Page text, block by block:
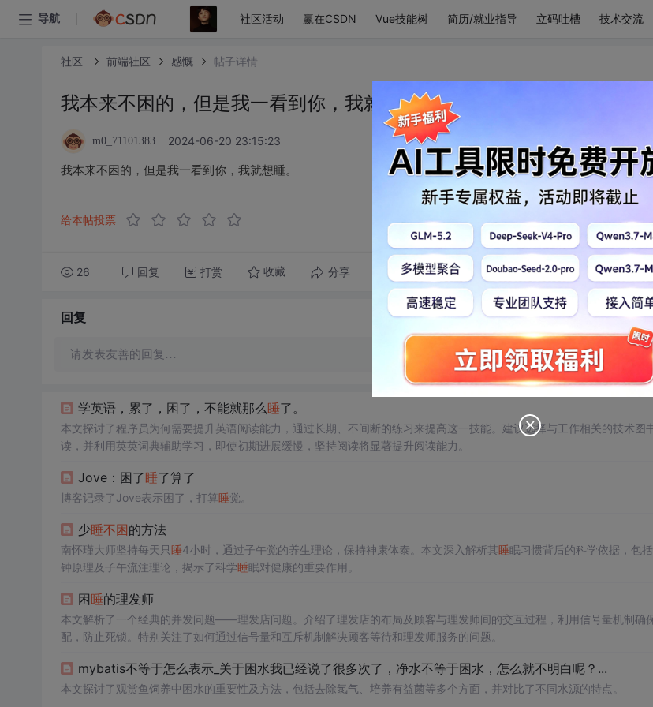
导航 社区活动 赢在CSDN Vue技能树 简历/就业指导 立码吐槽 技术交流
社区 前端社区 感慨 帖子详情
我本来不困的，但是我一看到你，我就想睡。
m0_71101383 2024-06-20 23:15:23
我本来不困的，但是我一看到你，我就想睡。
给本帖投票
26 回复 打赏 收藏 分享 转发到动态 举报
回复
请发表友善的回复…
学英语，累了，困了，不能就那么睡了。
本文探讨了程序员为何需要提升英语阅读能力，通过长期、不间断的练习来提高这一技能。建议选择与工作相关的技术图
读，并利用英英词典辅助学习，即使初期进展缓慢，坚持阅读将显著提升阅读能力。
Jove：困了睡了算了
博客记录了Jove表示困了，打算睡觉。
少睡不困的方法
南怀瑾大师坚持每天只睡4小时，通过子午觉的养生理论，保持神康体泰。本文深入解析其睡眠习惯背后的科学依据，包
钟原理及子午流注理论，揭示了科学睡眠对健康的重要作用。
困睡的理发师
本文解析了一个经典的并发问题——理发店问题。介绍了理发店的布局及顾客与理发师间的交互过程，利用信号量机制确
配，防止死锁。特别关注了如何通过信号量和互斥机制解决顾客等待和理发师服务的问题。
mybatis不等于怎么表示_关于困水我已经说了很多次了，净水不等于困水，怎么就不明白呢？...
本文探讨了观赏鱼饲养中困水的重要性及方法，包括去除氯气、培养有益菌等多个方面，并对比了不同水源的特点。